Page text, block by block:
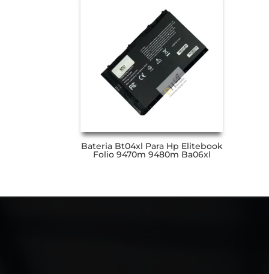
Bateria Bt04xl Para Hp Elitebook
Folio 9470m 9480m Ba06xl